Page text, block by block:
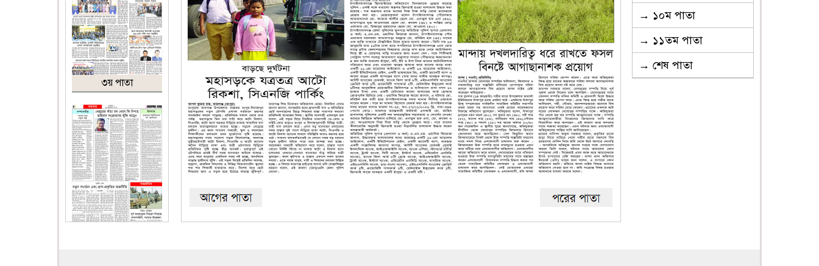
৩য় পাতা
→ ১০ম পাতা
→ ১১তম পাতা
→ শেষ পাতা